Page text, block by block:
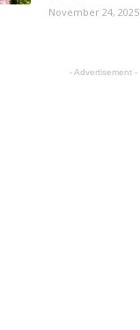
November 24, 2025
- Advertisement -